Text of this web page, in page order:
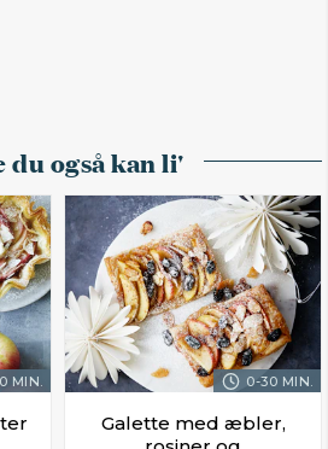
du også kan li'
MIN. 0-30 MIN.
Galette med æbler,